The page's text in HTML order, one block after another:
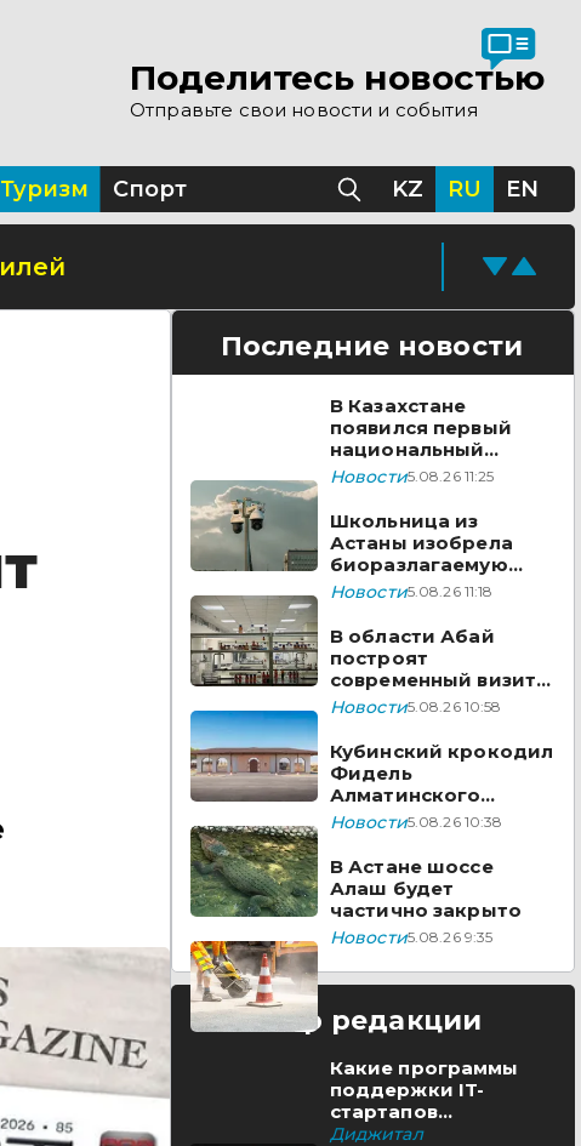
Поделитесь новостью
Отправьте свои новости и события
Туризм Спорт KZ RU EN
Последние новости
В Казахстане
появился первый
национальный
стандарт
Новости5.08.26 11:25
Школьница из
Астаны изобрела
биоразлагаемую
бумагу из травы
Новости5.08.26 11:18
В области Абай
построят
современный визит-
центр
Новости5.08.26 10:58
Кубинский крокодил
Фидель
Алматинского
зоопарка отметил
Новости5.08.26 10:38
В Астане шоссе
Алаш будет
частично закрыто
Новости5.08.26 9:35
Выбор редакции
Какие программы
поддержки IT-
стартапов
реализуются в
Диджитал